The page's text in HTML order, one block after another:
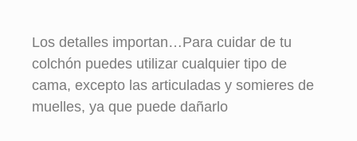
Los detalles importan…Para cuidar de tu
colchón puedes utilizar cualquier tipo de
cama, excepto las articuladas y somieres de
muelles, ya que puede dañarlo